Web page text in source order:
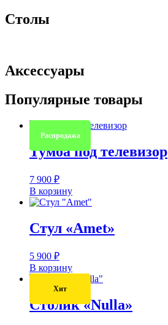
Столы
Аксессуары
Популярные товары
Распродажа
Тумба под телевизор
7 900 ₽
В корзину
Стул «Amet»
5 900 ₽
В корзину
Хит
Столик «Nulla»